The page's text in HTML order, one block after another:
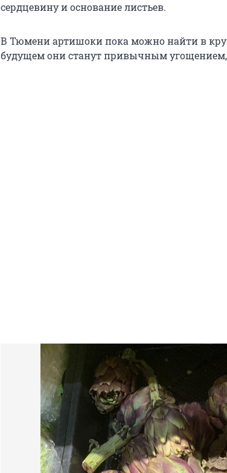
сердцевину и основание листьев.
В Тюмени артишоки пока можно найти в
будущем они станут привычным угощением,